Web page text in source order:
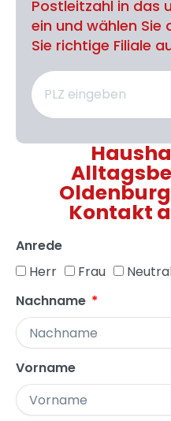
Postleitzahl in das
ein und wählen Sie
Sie richtige Filiale
Kontakt
Anrede
Herr
Frau
Nachname
Vorname